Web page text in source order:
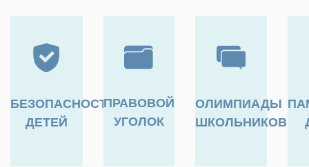
БЕЗОПАСНОСТЬ
ДЕТЕЙ
ПРАВОВОЙ
УГОЛОК
ОЛИМПИАДЫ
ШКОЛЬНИКОВ